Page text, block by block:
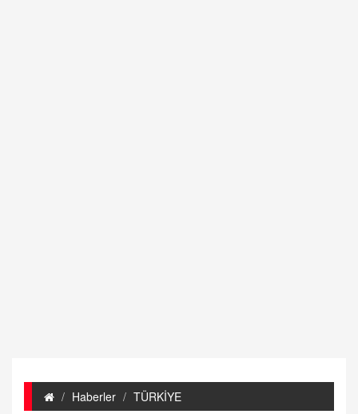
Haberler TÜRKİYE